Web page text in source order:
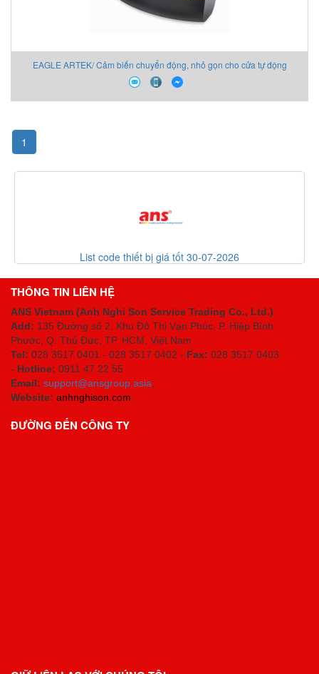
EAGLE ARTEK/ Cảm biến chuyển động, nhỏ gọn cho cửa tự động
1
List code thiết bị giá tốt 30-07-2026
THÔNG TIN LIÊN HỆ
ANS Vietnam (Anh Nghi Son Service Trading Co., Ltd.)
Add: 135 Đường số 2, Khu Đô Thị Vạn Phúc, P. Hiệp Bình
Phước, Q. Thủ Đức, TP. HCM , Việt Nam
Tel: 028 3517 0401 - 028 3517 0402 - Fax: 028 3517 0403
- Hotline: 0911 47 22 55
Email: support@ansgroup.asia;
Website: anhnghison.com
ĐƯỜNG ĐẾN CÔNG TY